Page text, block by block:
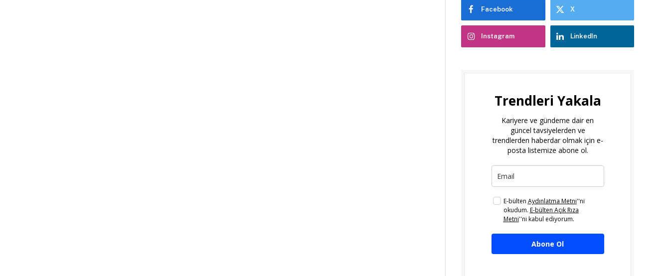
Facebook X
Instagram LinkedIn
Trendleri Yakala
Kariyere ve gündeme dair en
güncel tavsiyelerden ve
trendlerden haberdar olmak için e-
posta listemize abone ol.
E-bülten Aydınlatma Metni''ni
okudum. E-bülten Açık Rıza
Metni''ni kabul ediyorum.
Abone Ol